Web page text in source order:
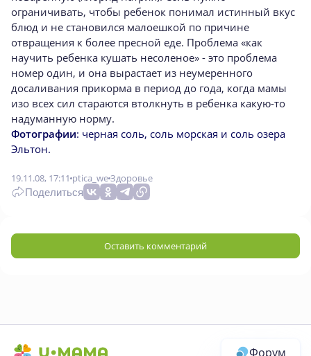
ограничивать, чтобы ребенок понимал истинный вкус
блюд и не становился малоешкой по причине
отвращения к более пресной еде. Проблема «как
научить ребенка кушать несоленое» - это проблема
номер один, и она вырастает из неумеренного
досаливания прикорма в период до года, когда мамы
изо всех сил стараются втолкнуть в ребенка какую-то
надуманную норму.
Фотографии: черная соль, соль морская и соль озера
Эльтон.
19.11.08, 17:11 ptica_weЗдоровье
Поделиться
Оставить комментарий
Форум